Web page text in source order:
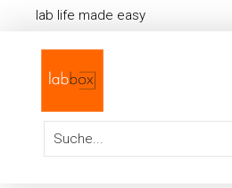
lab life made easy